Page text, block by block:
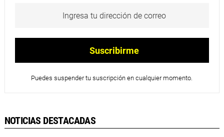
Puedes suspender tu suscripción en cualquier momento.
NOTICIAS DESTACADAS